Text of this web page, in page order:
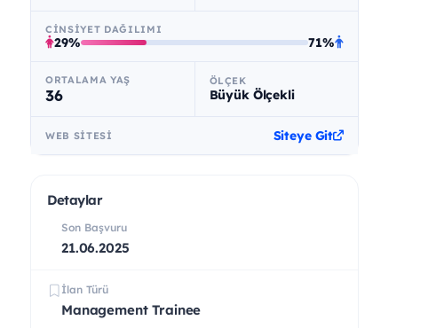
CINSIYET DAĞILIMI
29% 71%
ORTALAMA YAŞ
36
ÖLÇEK
Büyük Ölçekli
WEB SITESI Siteye Git
Detaylar
Son Başvuru
21.06.2025
İlan Türü
Management Trainee